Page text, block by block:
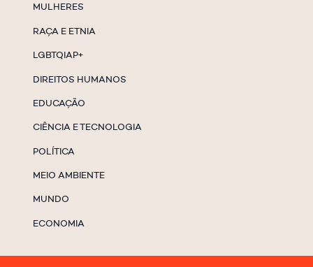
MULHERES
RAÇA E ETNIA
LGBTQIAP+
DIREITOS HUMANOS
EDUCAÇÃO
CIÊNCIA E TECNOLOGIA
POLÍTICA
MEIO AMBIENTE
MUNDO
ECONOMIA